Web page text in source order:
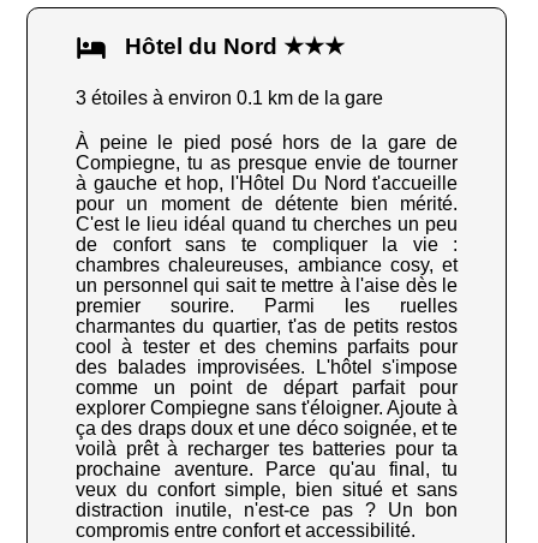
Hôtel du Nord ★★★
3 étoiles à environ 0.1 km de la gare
À peine le pied posé hors de la gare de
Compiegne, tu as presque envie de tourner
à gauche et hop, l'Hôtel Du Nord t'accueille
pour un moment de détente bien mérité.
C'est le lieu idéal quand tu cherches un peu
de confort sans te compliquer la vie :
chambres chaleureuses, ambiance cosy, et
un personnel qui sait te mettre à l'aise dès le
premier sourire. Parmi les ruelles
charmantes du quartier, t'as de petits restos
cool à tester et des chemins parfaits pour
des balades improvisées. L'hôtel s'impose
comme un point de départ parfait pour
explorer Compiegne sans t'éloigner. Ajoute à
ça des draps doux et une déco soignée, et te
voilà prêt à recharger tes batteries pour ta
prochaine aventure. Parce qu'au final, tu
veux du confort simple, bien situé et sans
distraction inutile, n'est-ce pas ? Un bon
compromis entre confort et accessibilité.